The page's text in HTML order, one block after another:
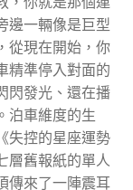
邊一輛像是巨型
從現在開始，你
精準停入對面的
閃發光、還在播
泊車維度的生
失控的星座運勢
層舊報紙的單人
傳來了一陣震耳